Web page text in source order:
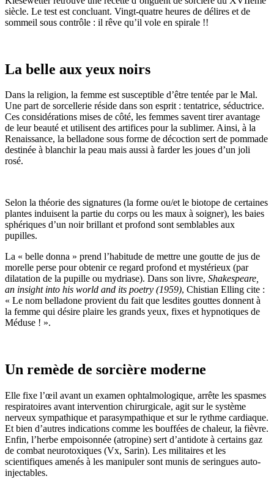
siècle. Le test est concluant. Vingt-quatre heures de délires et de
sommeil sous contrôle : il rêve qu’il vole en spirale !!
La belle aux yeux noirs
Dans la religion, la femme est susceptible d’être tentée par le Mal.
Une part de sorcellerie réside dans son esprit : tentatrice, séductrice.
Ces considérations mises de côté, les femmes savent tirer avantage
de leur beauté et utilisent des artifices pour la sublimer. Ainsi, à la
Renaissance, la belladone sous forme de décoction sert de pommade
destinée à blanchir la peau mais aussi à farder les joues d’un joli
rosé.
Selon la théorie des signatures (la forme ou/et le biotope de certaines
plantes induisent la partie du corps ou les maux à soigner), les baies
sphériques d’un noir brillant et profond sont semblables aux
pupilles.
La « belle donna » prend l’habitude de mettre une goutte de jus de
morelle perse pour obtenir ce regard profond et mystérieux (par
dilatation de la pupille ou mydriase). Dans son livre, Shakespeare,
an insight into his world and its poetry (1959), Chistian Elling cite :
« Le nom belladone provient du fait que lesdites gouttes donnent à
la femme qui désire plaire les grands yeux, fixes et hypnotiques de
Méduse ! ».
Un remède de sorcière moderne
Elle fixe l’œil avant un examen ophtalmologique, arrête les spasmes
respiratoires avant intervention chirurgicale, agit sur le système
nerveux sympathique et parasympathique et sur le rythme cardiaque.
Et bien d’autres indications comme les bouffées de chaleur, la fièvre.
Enfin, l’herbe empoisonnée (atropine) sert d’antidote à certains gaz
de combat neurotoxiques (Vx, Sarin). Les militaires et les
scientifiques amenés à les manipuler sont munis de seringues auto-
injectables.